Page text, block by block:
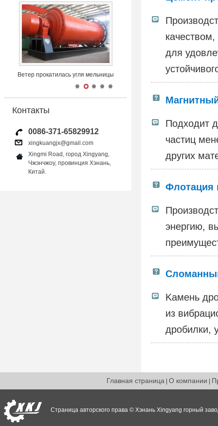
Ветер прокатилась угля мельницы
Контакты
0086-371-65829912
xingkuangjx@gmail.com
Xingmi Road, город Xingyang,
Чжэнчжоу, провинция Хэнань,
Китай.
для
Подходит
частиц
других
Флотация
энергию,
Kамень
из
дробилки,
Главная страница| О компании
Страница авторского права © Хэнань Xingyang горный